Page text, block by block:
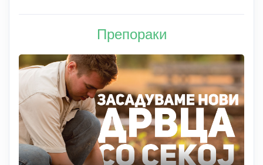
Препораки